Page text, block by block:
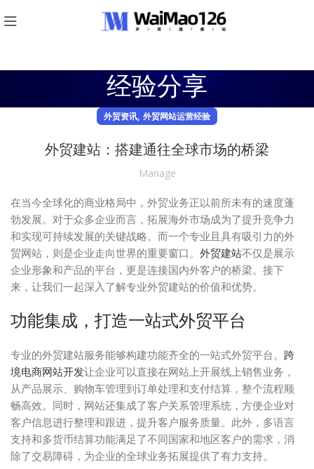
经验分享
外贸资讯, 外贸网站运营经验
外贸建站：搭建通往全球市场的桥梁
Manage
在当今全球化的商业格局中，外贸业务正以前所未有的速度蓬
勃发展。对于众多企业而言，拓展海外市场成为了提升竞争力
和实现可持续发展的关键战略。而一个专业且具有吸引力的外
贸网站，则是企业走向世界的重要窗口。 外贸建站不仅是展示
企业形象和产品的平台，更是连接国内外客户的桥梁。接下
来，让我们一起深入了解专业外贸建站的价值和优势。
功能集成，打造一站式外贸平台
专业的外贸建站服务能够构建功能齐全的一站式外贸平台。 跨
境电商网站开发让企业可以直接在网站上开展线上销售业务，
从产品展示、购物车管理到订单处理和支付结算，整个流程顺
畅高效。同时，网站还集成了客户关系管理系统，方便企业对
客户信息进行整理和跟进，提升客户服务质量。此外，多语言
支持和多货币结算功能满足了不同国家和地区客户的需求，消
除了交易障碍，为企业的全球业务拓展提供了有力支持。